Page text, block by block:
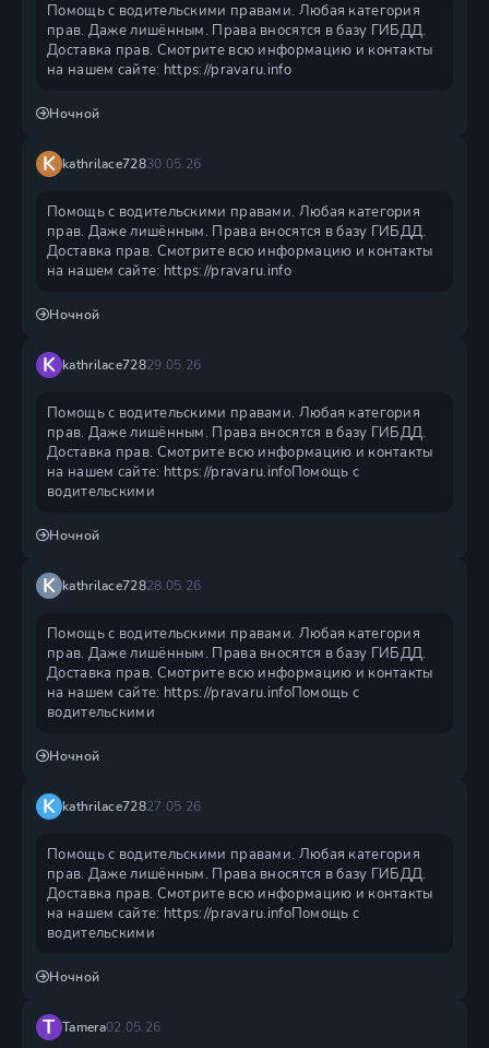
Помощь с водительскими правами. Любая категория
прав. Даже лишённым. Права вносятся в базу ГИБДД.
Доставка прав. Смотрите всю информацию и контакты
на нашем сайте: https://pravaru.info
Ночной
K kathrilace72830.05.26
Помощь с водительскими правами. Любая категория
прав. Даже лишённым. Права вносятся в базу ГИБДД.
Доставка прав. Смотрите всю информацию и контакты
на нашем сайте: https://pravaru.info
Ночной
K kathrilace72829.05.26
Помощь с водительскими правами. Любая категория
прав. Даже лишённым. Права вносятся в базу ГИБДД.
Доставка прав. Смотрите всю информацию и контакты
на нашем сайте: https://pravaru.infoПомощь с
водительскими
Ночной
K kathrilace72828.05.26
Помощь с водительскими правами. Любая категория
прав. Даже лишённым. Права вносятся в базу ГИБДД.
Доставка прав. Смотрите всю информацию и контакты
на нашем сайте: https://pravaru.infoПомощь с
водительскими
Ночной
K kathrilace72827.05.26
Помощь с водительскими правами. Любая категория
прав. Даже лишённым. Права вносятся в базу ГИБДД.
Доставка прав. Смотрите всю информацию и контакты
на нашем сайте: https://pravaru.infoПомощь с
водительскими
Ночной
T Tamera02.05.26